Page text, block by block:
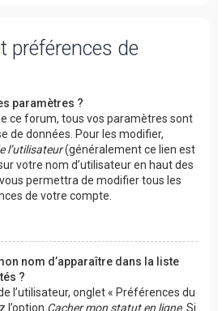
préférences de
paramètres ?
ce forum, tous vos paramètres sont
de données. Pour les modifier,
l’utilisateur(généralement ce lien est
votre nom d’utilisateur en haut des
permettra de modifier tous les
de votre compte.
nom d’apparaître dans la liste
?
l’utilisateur, onglet « Préférences du
l’option Cacher mon statut en ligne. Si